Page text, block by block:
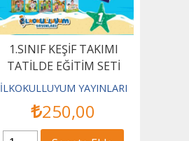
1.SINIF KEŞİF TAKIMI
TATİLDE EĞİTİM SETİ
İLKOKULLUYUM YAYINLARI
250,00